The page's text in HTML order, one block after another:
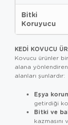
Bitki
Koruyucu
KEDI KOVUCU
Kovucu ürünler
alana yönlendiren
alanları şunlardır:
Eşya
getirdiği
Bitki ve